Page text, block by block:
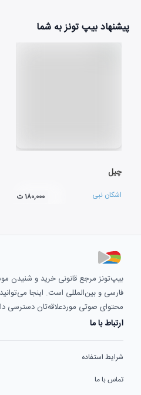
پیشنهاد بیپ تونز به شما
چیل
اشکان نبی ۱۸۰,۰۰۰ ت
بیپ‌تونز مرجع قانونی خرید و شنیدن
فارسی و بین‌المللی است. اینجا
محتوای صوتی موردعلاقه‌تان دسترسی
ارتباط با ما
شرایط استفاده
تماس با ما